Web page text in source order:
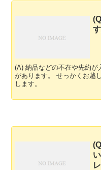
(A) 納品などの不在や先約
があります。 せっかくお越
します。